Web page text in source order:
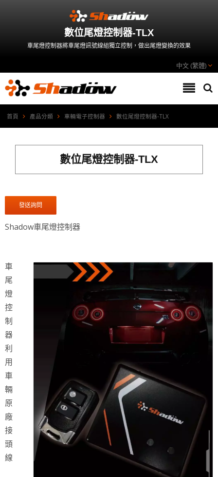
數位尾燈控制器-TLX
車尾燈控制器將車尾燈訊號線組獨立控制，做出尾燈變換的效果
中文 (繁體)
首頁 產品分類 車輛電子控制器 數位尾燈控制器-TLX
數位尾燈控制器-TLX
發送詢問
Shadow車尾燈控制器
車
尾
燈
控
制
器
利
用
車
輛
原
廠
接
頭
線